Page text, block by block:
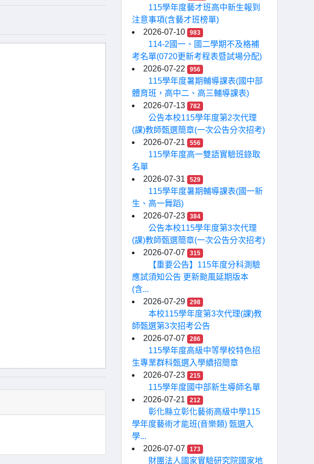
115學年度藝才班高中新生報到
注意事項(含藝才班榜單)
2026-07-10
983
114-2國一、國二學期不及格補
考名單(0720更新考程表暨試場分配)
2026-07-22
956
115學年度暑期輔導課表(國中部
體育班，高中二、高三輔導課表)
2026-07-13
782
公告本校115學年度第2次代理
(課)教師甄選簡章(一次公告分次招考)
2026-07-21
556
115學年度高一雙語實驗班錄取
名單
2026-07-31
529
115學年度暑期輔導課表(國一新
生、高一舞蹈)
2026-07-23
384
公告本校115學年度第3次代理
(課)教師甄選簡章(一次公告分次招考)
2026-07-07
315
【重要公告】115年度分科測驗
應試須知公告 更新颱風延期版本
(含...
2026-07-29
298
本校115學年度第3次代理(課)教
師甄選第3次招考公告
2026-07-07
286
115學年度高級中等學校特色招
生專業群科甄選入學續招簡章
2026-07-23
215
115學年度國中部新生導師名單
2026-07-21
212
彰化縣立彰化藝術高級中學115
學年度藝術才能班(音樂類) 甄選入
學...
2026-07-07
173
財團法人國家實驗研究院國家地